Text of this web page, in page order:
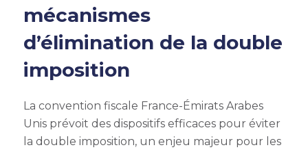
mécanismes
d’élimination de la double
imposition
La convention fiscale France-Émirats Arabes
Unis prévoit des dispositifs efficaces pour éviter
la double imposition, un enjeu majeur pour les